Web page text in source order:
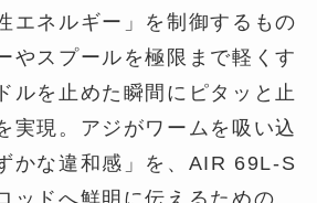
エネルギー」を制御するもの
やスプールを極限まで軽くす
ルを止めた瞬間にピタッと止
実現。アジがワームを吸い込
かな違和感」を、AIR 69L-S